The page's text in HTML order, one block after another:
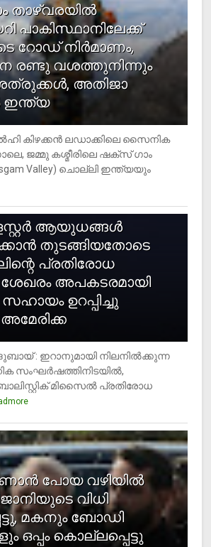
താഴ്‌വരയിൽ
പാകിസ്ഥാനിലേക്ക്
റോഡ് നിർമാണം,
രണ്ടു വശത്തുനിന്നും
അതിജാ​
ഇന്ത്യ
കിഴക്കൻ ലഡാക്കിലെ സൈനിക
ജമ്മു കശ്മീരിലെ ഷക്സ് ​ഗാം
Valley) ചൊല്ലി ഇന്ത്യയും
ആയുധങ്ങള്‍
തുടങ്ങിയതോടെ
പ്രതിരോധ
അപകടരമായി
ഉറപ്പിച്ചു
: ഇറാനുമായി നിലനില്‍ക്കുന്ന
സംഘര്‍ഷത്തിനിടയില്‍,
മിസൈല്‍ പ്രതിരോധ
പോയ വഴിയില്‍
വിധി
മകനും ബോഡി
ഒപ്പം കൊല്ലപ്പെട്ടു